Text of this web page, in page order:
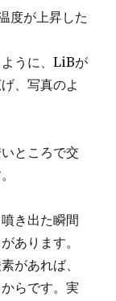
度が上昇した
うに、LiBが
、写真のよ
ところで交
き出た瞬間
あります。
があれば、
らです。実